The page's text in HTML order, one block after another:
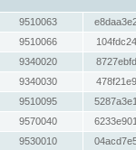
9510063
9510066
9340020
9340030
9510095
9570040
9530010